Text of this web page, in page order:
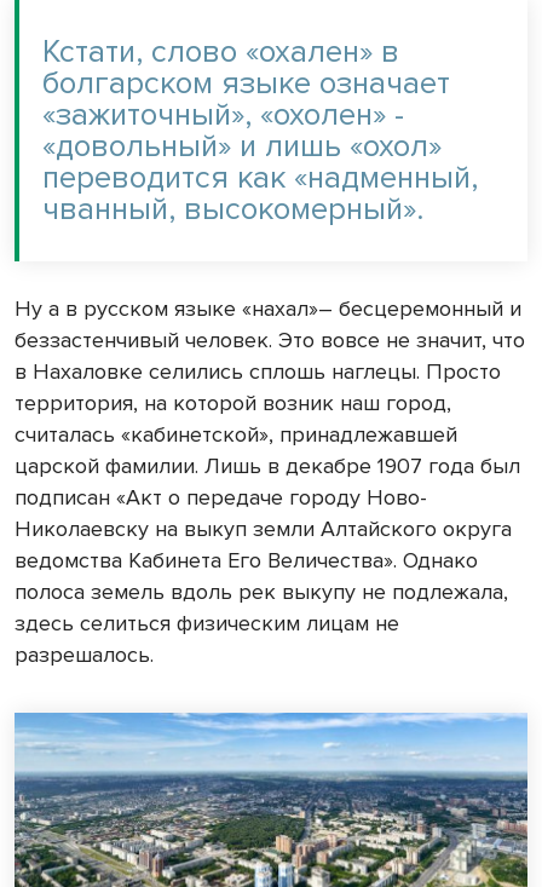
Кстати, слово «охален» в
болгарском языке означает
«зажиточный», «охолен» -
«довольный» и лишь «охол»
переводится как «надменный,
чванный, высокомерный».
Ну а в русском языке «нахал»– бесцеремонный и
беззастенчивый человек. Это вовсе не значит, что
в Нахаловке селились сплошь наглецы. Просто
территория, на которой возник наш город,
считалась «кабинетской», принадлежавшей
царской фамилии. Лишь в декабре 1907 года был
подписан «Акт о передаче городу Ново-
Николаевску на выкуп земли Алтайского округа
ведомства Кабинета Его Величества». Однако
полоса земель вдоль рек выкупу не подлежала,
здесь селиться физическим лицам не
разрешалось.